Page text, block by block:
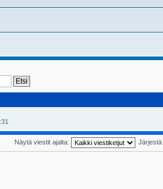
Näytä viestit ajalta: Järjestä